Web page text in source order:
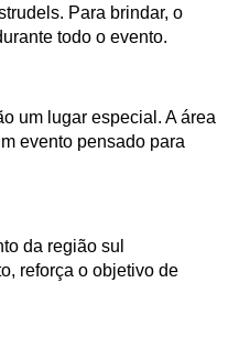
Para brindar, o
todo o evento.
um lugar especial. A área
evento pensado para
da região sul
reforça o objetivo de